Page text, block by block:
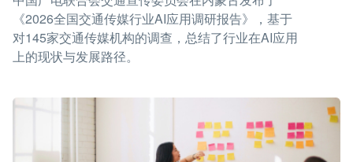
《2026全国交通传媒行业AI应用调研报告》，基于
对145家交通传媒机构的调查，总结了行业在AI应用
上的现状与发展路径。